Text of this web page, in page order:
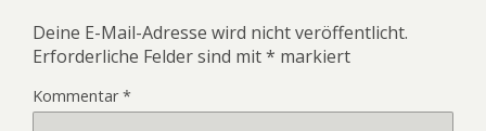
Deine E-Mail-Adresse wird nicht veröffentlicht.
Erforderliche Felder sind mit* markiert
Kommentar*